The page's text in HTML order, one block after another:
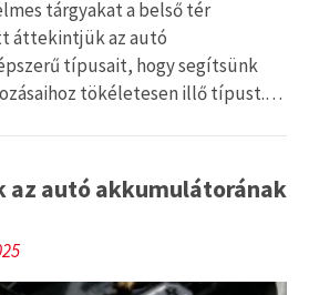
tárgyakat a belső tér
áttekintjük az autó
típusait, hogy segítsünk
tökéletesen illő típust.…
az autó akkumulátorának